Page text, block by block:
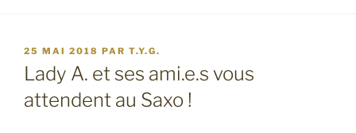
PUBLIÉ
LE
25 MAI 2018 PAR T.Y.G.
Lady A. et ses ami.e.s vous
attendent au Saxo !